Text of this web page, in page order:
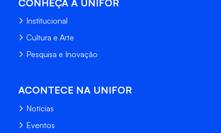
CONHEÇA A UNIFOR
Institucional
Cultura e Arte
Pesquisa e Inovação
ACONTECE NA UNIFOR
Notícias
Eventos